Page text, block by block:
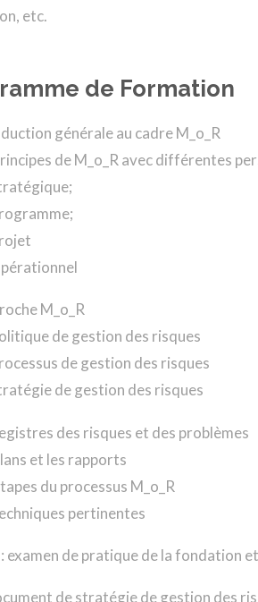
etc.
de Formation
générale au cadre M_o_R
de M_o_R avec différentes
M_o_R
de gestion des risques
de gestion des risques
de gestion des risques
des risques et des problèmes
et les rapports
du processus M_o_R
pertinentes
examen de pratique de la fondation
de stratégie de gestion des